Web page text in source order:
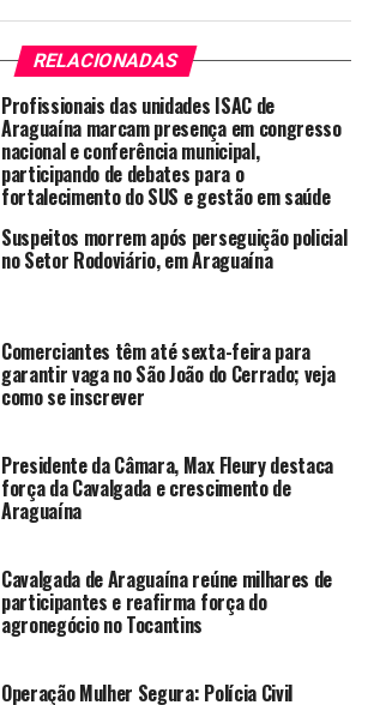
RELACIONADAS
Profissionais das unidades ISAC de
Araguaína marcam presença em congresso
nacional e conferência municipal,
participando de debates para o
fortalecimento do SUS e gestão em saúde
Suspeitos morrem após perseguição policial
no Setor Rodoviário, em Araguaína
Comerciantes têm até sexta-feira para
garantir vaga no São João do Cerrado; veja
como se inscrever
Presidente da Câmara, Max Fleury destaca
força da Cavalgada e crescimento de
Araguaína
Cavalgada de Araguaína reúne milhares de
participantes e reafirma força do
agronegócio no Tocantins
Operação Mulher Segura: Polícia Civil